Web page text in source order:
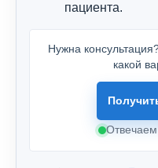
пациента.
Нужна
какой